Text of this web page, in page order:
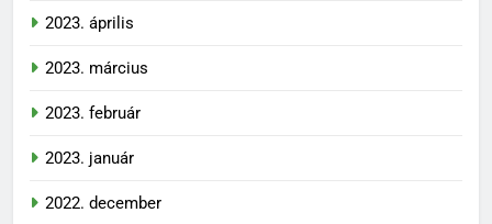
2023. április
2023. március
2023. február
2023. január
2022. december